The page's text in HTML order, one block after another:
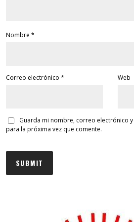
Nombre *
Correo electrónico * Web
Guarda mi nombre, correo electrónico
para la próxima vez que comente.